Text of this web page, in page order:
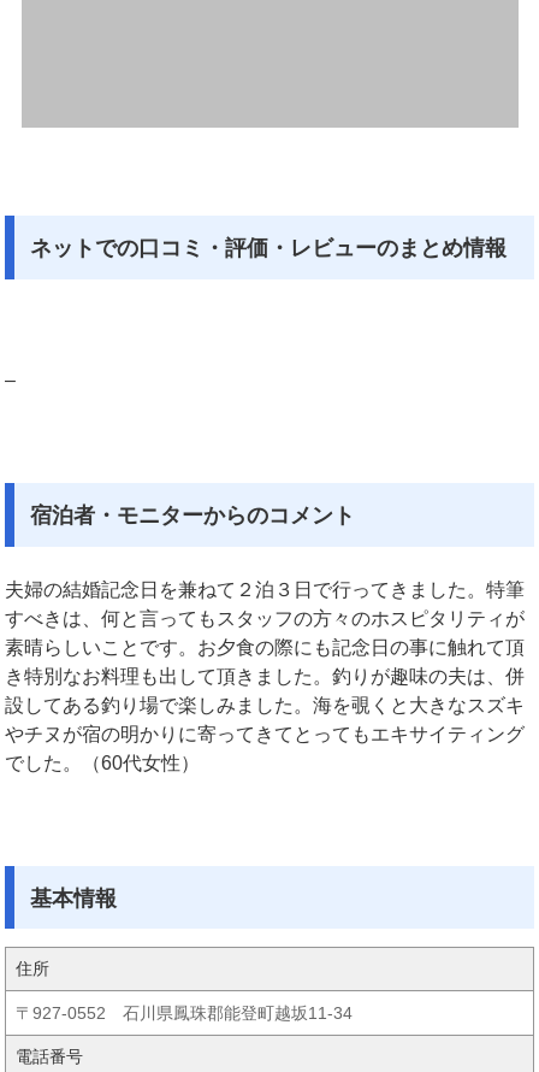
ネットでの口コミ・評価・レビューのまとめ情報
–
宿泊者・モニターからのコメント
夫婦の結婚記念日を兼ねて２泊３日で行ってきました。特筆
すべきは、何と言ってもスタッフの方々のホスピタリティが
素晴らしいことです。お夕食の際にも記念日の事に触れて頂
き特別なお料理も出して頂きました。釣りが趣味の夫は、併
設してある釣り場で楽しみました。海を覗くと大きなスズキ
やチヌが宿の明かりに寄ってきてとってもエキサイティング
でした。（60代女性）
基本情報
住所
〒927-0552 石川県鳳珠郡能登町越坂11-34
電話番号